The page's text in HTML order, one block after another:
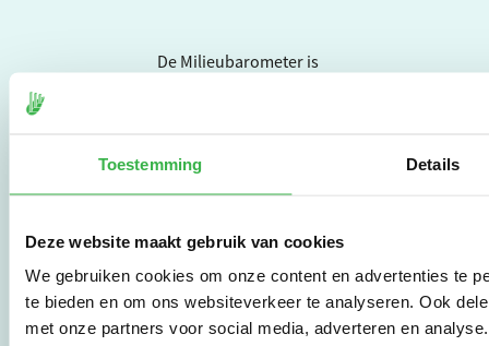
Toestemming Details
Deze website maakt gebruik van cookies
We gebruiken cookies om onze content en advertenties te
te bieden en om ons websiteverkeer te analyseren. Ook
met onze partners voor social media, adverteren en
De Milieubarometer is
vraag om
duurzaamheid naar
instrumenten en
werkwijzen voor
bedrijven,
brancheverenigingen,
overheden en